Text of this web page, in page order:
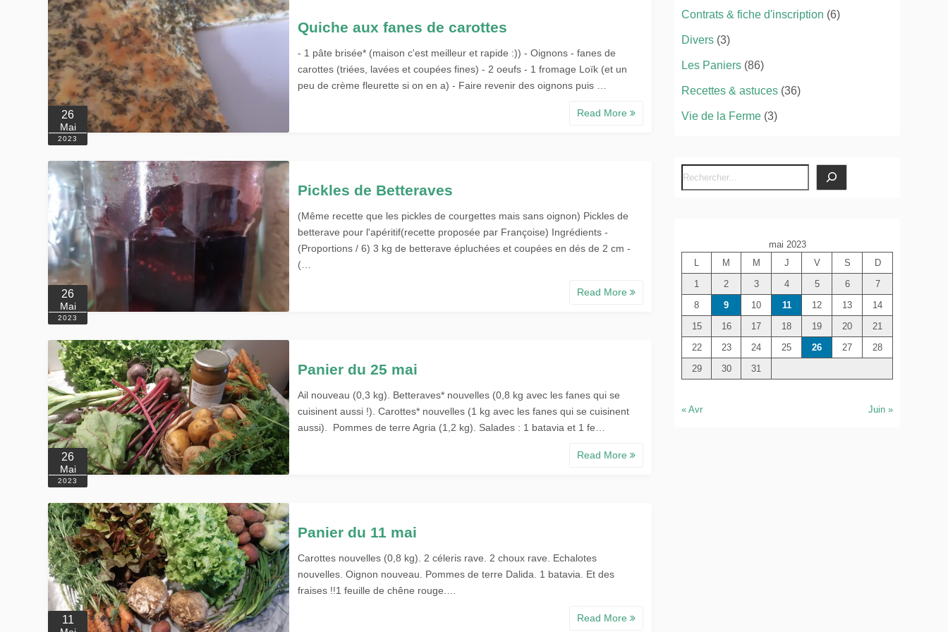
26
Mai
2023
Quiche aux fanes de carottes
- 1 pâte brisée* (maison c'est meilleur et rapide :)) - Oignons - fanes de
carottes (triées, lavées et coupées fines) - 2 oeufs - 1 fromage Loïk (et un
peu de crème fleurette si on en a) - Faire revenir des oignons puis …
Read More
26
Mai
2023
Pickles de Betteraves
(Même recette que les pickles de courgettes mais sans oignon) Pickles de
betterave pour l'apéritif(recette proposée par Françoise) Ingrédients -
(Proportions / 6) 3 kg de betterave épluchées et coupées en dés de 2 cm -
(…
Read More
26
Mai
2023
Panier du 25 mai
Ail nouveau (0,3 kg). Betteraves* nouvelles (0,8 kg avec les fanes qui se
cuisinent aussi !). Carottes* nouvelles (1 kg avec les fanes qui se cuisinent
aussi). Pommes de terre Agria (1,2 kg). Salades : 1 batavia et 1 fe…
Read More
11
Panier du 11 mai
Carottes nouvelles (0,8 kg). 2 céleris rave. 2 choux rave. Echalotes
nouvelles. Oignon nouveau. Pommes de terre Dalida. 1 batavia. Et des
fraises !!1 feuille de chêne rouge.…
Read More
Contrats & fiche d'inscription (6)
Divers (3)
Les Paniers (86)
Recettes & astuces (36)
Vie de la Ferme (3)
R
e
e
r
mai 2023
L
M M J V S
D
1
2 3 4 5 6
7
8
9 10 11 12 13
14
15
16 17 18 19 20
21
22
23 24 25 26 27
28
29
30 31
« Avr Juin »